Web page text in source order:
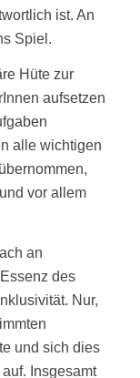
ist. An
Spiel.
Hüte zur
aufsetzen
alle wichtigen
vor allem
an
des
Nur,
und sich dies
Insgesamt